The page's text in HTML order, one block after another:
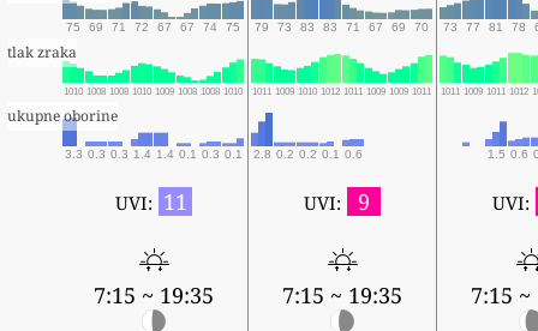
75 69 71 72 67 67 74 75 79 73 83 83 71 67 69 70 73 77 81 78
tlak zraka
1010 1008 1008 1010 1009 1008 1008 1010 1011 1009 1010 1012 1011 1009 1009 1011 1011 1009 1011 1012
ukupne oborine
3.3 0.3 0.3 1.4 1.4 0.1 0.3 0.1 2.8 0.2 0.2 0.1 0.6 1.5 0.6
UVI: 11
7:15 ~ 19:35
UVI: 9
7:15 ~ 19:35
UVI:
7:15 ~